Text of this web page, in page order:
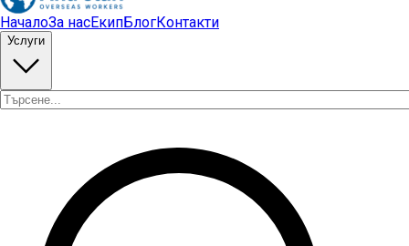
НачалоЗа насЕкипБлогКонтакти
Услуги